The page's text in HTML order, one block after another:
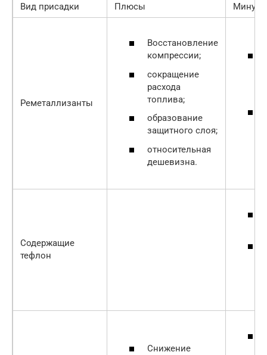
Вид присадки Плюсы Минусы
Реметаллизанты
Восстановление
компрессии;
сокращение
расхода
топлива;
образование
защитного слоя;
относительная
дешевизна.
Содержащие
тефлон
Снижение